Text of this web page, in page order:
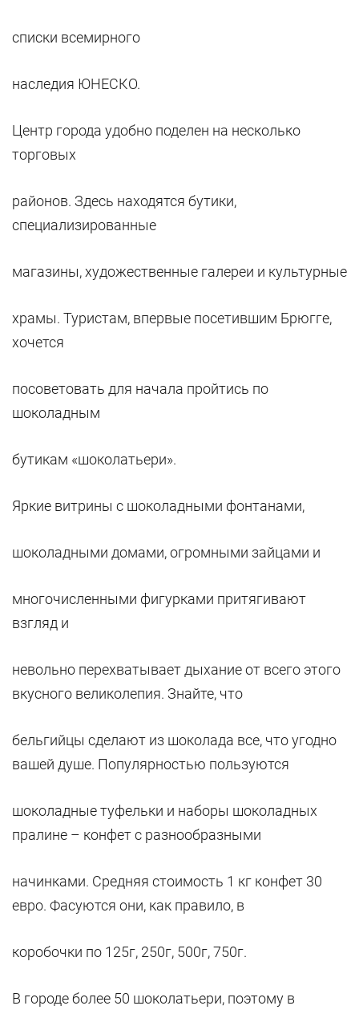
списки всемирного
наследия ЮНЕСКО.
Центр города удобно поделен на несколько
торговых
районов. Здесь находятся бутики,
специализированные
магазины, художественные галереи и культурные
храмы. Туристам, впервые посетившим Брюгге,
хочется
посоветовать для начала пройтись по
шоколадным
бутикам «шоколатьери».
Яркие витрины с шоколадными фонтанами,
шоколадными домами, огромными зайцами и
многочисленными фигурками притягивают
взгляд и
невольно перехватывает дыхание от всего этого
вкусного великолепия. Знайте, что
бельгийцы сделают из шоколада все, что угодно
вашей душе. Популярностью пользуются
шоколадные туфельки и наборы шоколадных
пралине – конфет с разнообразными
начинками. Средняя стоимость 1 кг конфет 30
евро. Фасуются они, как правило, в
коробочки по 125г, 250г, 500г, 750г.
В городе более 50 шоколатьери, поэтому в